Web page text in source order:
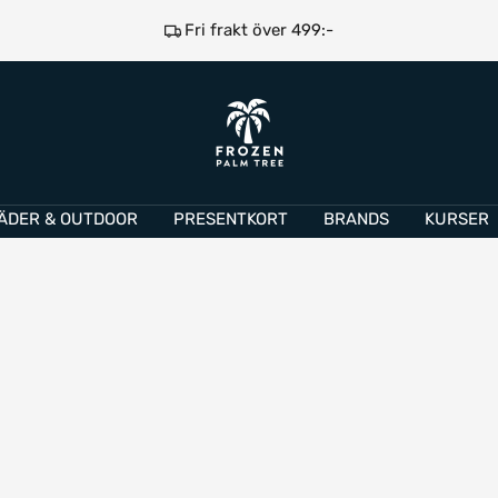
Fri frakt över 499:-
Frozen
Palm
Tree
& OUTDOOR PRESENTKORT BRANDS KURSER